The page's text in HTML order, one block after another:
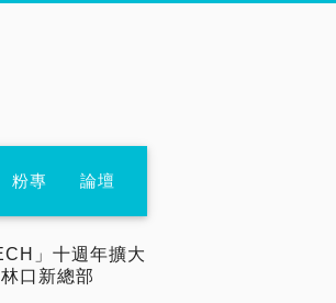
粉專 論壇
」十週年擴大
口新總部